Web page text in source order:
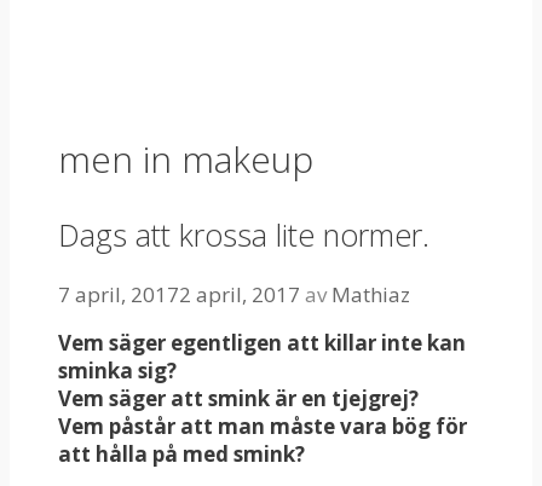
men in makeup
Dags att krossa lite normer.
7 april, 20172 april, 2017 avMathiaz
Vem säger egentligen att killar inte kan
sminka sig?
Vem säger att smink är en tjejgrej?
Vem påstår att man måste vara bög för
att hålla på med smink?